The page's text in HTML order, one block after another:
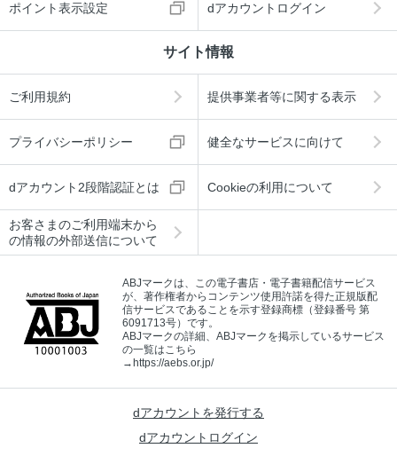
ポイント表示設定 dアカウントログイン
サイト情報
ご利用規約 提供事業者等に関する表示
プライバシーポリシー 健全なサービスに向けて
dアカウント2段階認証とは Cookieの利用について
お客さまのご利用端末から
の情報の外部送信について
ABJマークは、この電子書店・電子書籍配信サービス
が、著作権者からコンテンツ使用許諾を得た正規版配
信サービスであることを示す登録商標（登録番号 第
6091713号）です。
ABJマークの詳細、ABJマークを掲示しているサービス
の一覧はこちら
→ https://aebs.or.jp/
dアカウントを発行する
dアカウントログイン